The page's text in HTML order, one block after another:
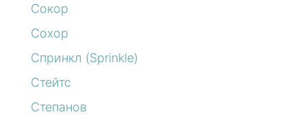
Сокор
Сохор
Спринкл (Sprinkle)
Стейтс
Степанов